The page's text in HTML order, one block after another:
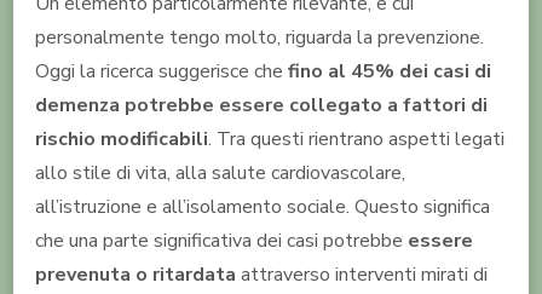
personalmente tengo molto, riguarda la prevenzione.
Oggi la ricerca suggerisce che fino al 45% dei casi di
demenza potrebbe essere collegato a fattori di
rischio modificabili. Tra questi rientrano aspetti legati
allo stile di vita, alla salute cardiovascolare,
all’istruzione e all’isolamento sociale. Questo significa
che una parte significativa dei casi potrebbe essere
prevenuta o ritardata attraverso interventi mirati di